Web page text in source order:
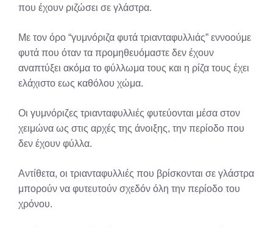
που έχουν ριζώσει σε γλάστρα.
Με τον όρο “γυμνόριζα φυτά τριανταφυλλιάς” εννοούμε
φυτά που όταν τα προμηθευόμαστε δεν έχουν
αναπτύξει ακόμα το φύλλωμα τους και η ρίζα τους έχει
ελάχιστο εως καθόλου χώμα.
Οι γυμνόριζες τριανταφυλλιές φυτεύονται μέσα στον
χειμώνα ως στις αρχές της άνοιξης, την περίοδο που
δεν έχουν φύλλα.
Αντίθετα, οι τριανταφυλλιές που βρίσκονται σε γλάστρα
μπορούν να φυτευτούν σχεδόν όλη την περίοδο του
χρόνου.